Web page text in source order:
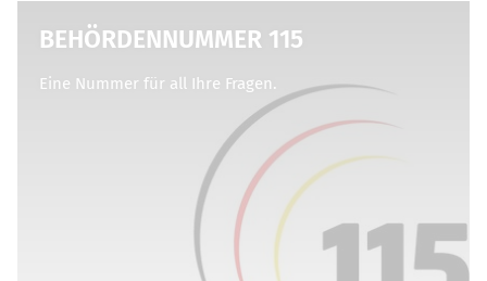
BEHÖRDENNUMMER 115
Eine Nummer für all Ihre Fragen.